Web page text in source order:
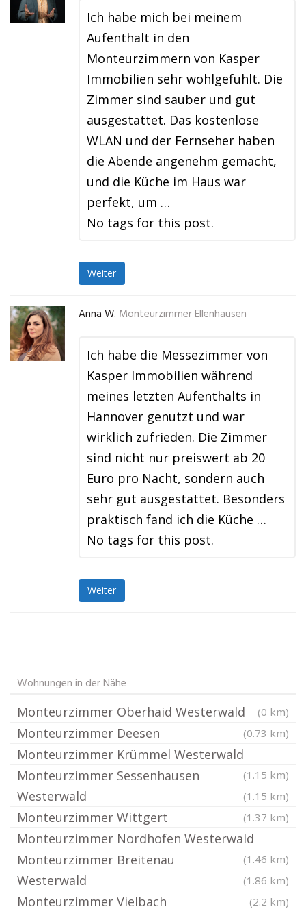
Ich habe mich bei meinem
Aufenthalt in den
Monteurzimmern von Kasper
Immobilien sehr wohlgefühlt. Die
Zimmer sind sauber und gut
ausgestattet. Das kostenlose
WLAN und der Fernseher haben
die Abende angenehm gemacht,
und die Küche im Haus war
perfekt, um …
No tags for this post.
Weiter
Anna W. Monteurzimmer Ellenhausen
Ich habe die Messezimmer von
Kasper Immobilien während
meines letzten Aufenthalts in
Hannover genutzt und war
wirklich zufrieden. Die Zimmer
sind nicht nur preiswert ab 20
Euro pro Nacht, sondern auch
sehr gut ausgestattet. Besonders
praktisch fand ich die Küche …
No tags for this post.
Weiter
Wohnungen in der Nähe
Monteurzimmer Oberhaid Westerwald (0 km)
Monteurzimmer Deesen (0.73 km)
Monteurzimmer Krümmel Westerwald
(1.15 km)
Monteurzimmer Sessenhausen
Westerwald
(1.15 km)
Monteurzimmer Wittgert (1.37 km)
Monteurzimmer Nordhofen Westerwald
(1.46 km)
Monteurzimmer Breitenau
Westerwald
(1.86 km)
Monteurzimmer Vielbach (2.2 km)